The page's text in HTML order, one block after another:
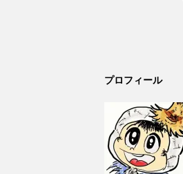
プロフィール